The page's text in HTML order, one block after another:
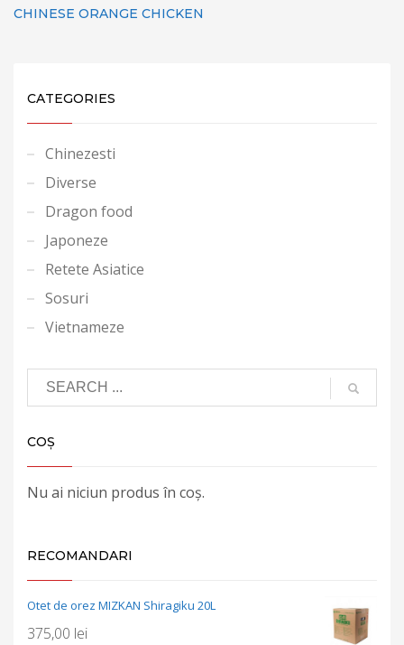
CHINESE ORANGE CHICKEN
CATEGORIES
Chinezesti
Diverse
Dragon food
Japoneze
Retete Asiatice
Sosuri
Vietnameze
COȘ
Nu ai niciun produs în coș.
RECOMANDARI
Otet de orez MIZKAN Shiragiku 20L
375,00 lei